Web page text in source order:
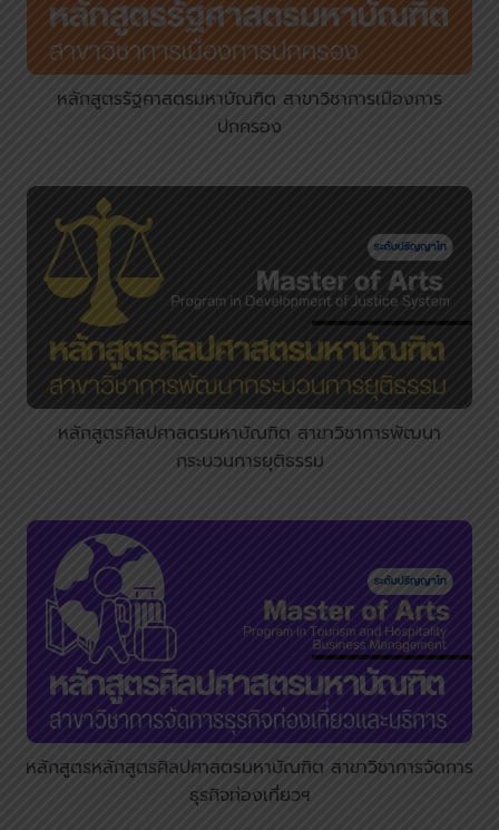
หลักสูตรรัฐศาสตรมหาบัณฑิต สาขาวิชาการเมืองการ
ปกครอง
หลักสูตรศิลปศาสตรมหาบัณฑิต สาขาวิชาการพัฒนา
กระบวนการยุติธรรม
หลักสูตรหลักสูตรศิลปศาสตรมหาบัณฑิต สาขาวิชาการจัดการ
ธุรกิจท่องเที่ยวฯ